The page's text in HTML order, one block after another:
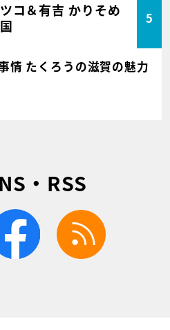
コ＆有吉 かりそめ
5
情 たくろうの滋賀の魅力
・RSS
facebook